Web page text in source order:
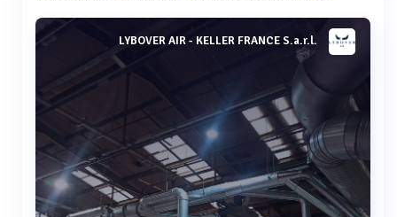
LYBOVER AIR - KELLER FRANCE S.a.r.l.